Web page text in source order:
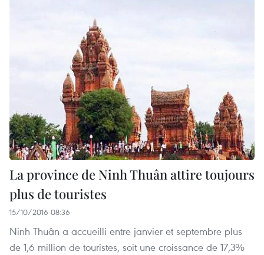
La province de Ninh Thuân attire toujours
plus de touristes
15/10/2016 08:36
Ninh Thuân a accueilli entre janvier et septembre plus
de 1,6 million de touristes, soit une croissance de 17,3%